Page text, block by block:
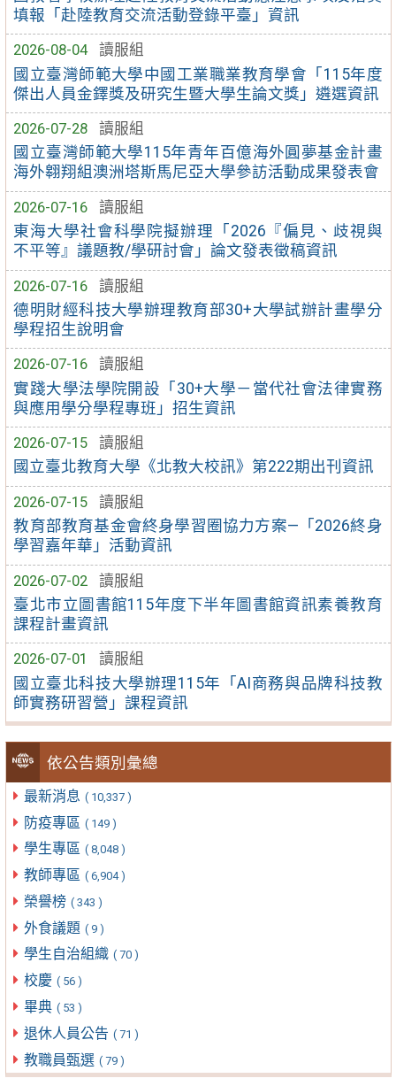
填報「赴陸教育交流活動登錄平臺」資訊
2026-08-04
讀服組
國立臺灣師範大學中國工業職業教育學會「115年度
傑出人員金鐸獎及研究生暨大學生論文獎」遴選資訊
2026-07-28
讀服組
國立臺灣師範大學115年青年百億海外圓夢基金計畫
海外翱翔組澳洲塔斯馬尼亞大學參訪活動成果發表會
2026-07-16
讀服組
東海大學社會科學院擬辦理「2026『偏見、歧視與
不平等』議題教/學研討會」論文發表徵稿資訊
2026-07-16
讀服組
德明財經科技大學辦理教育部30+大學試辦計畫學分
學程招生說明會
2026-07-16
讀服組
實踐大學法學院開設「30+大學－當代社會法律實務
與應用學分學程專班」招生資訊
2026-07-15
讀服組
國立臺北教育大學《北教大校訊》第222期出刊資訊
2026-07-15
讀服組
教育部教育基金會終身學習圈協力方案—「2026終身
學習嘉年華」活動資訊
2026-07-02
讀服組
臺北市立圖書館115年度下半年圖書館資訊素養教育
課程計畫資訊
2026-07-01
讀服組
國立臺北科技大學辦理115年「AI商務與品牌科技教
師實務研習營」課程資訊
依公告類別彙總
最新消息 ( 10,337 )
防疫專區 ( 149 )
學生專區 ( 8,048 )
教師專區 ( 6,904 )
榮譽榜 ( 343 )
外食議題 ( 9 )
學生自治組織 ( 70 )
校慶 ( 56 )
畢典 ( 53 )
退休人員公告 ( 71 )
教職員甄選 ( 79 )